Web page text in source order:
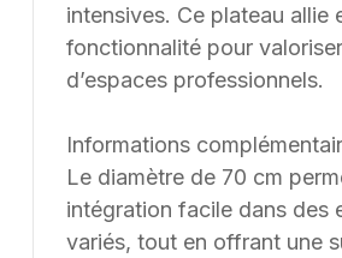
intensives. Ce plateau allie
fonctionnalité pour
d’espaces professionnels.
Informations
Le diamètre de 70 cm
intégration facile dans des
variés, tout en offrant une